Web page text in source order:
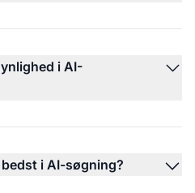
i AI-
i AI-søgning?